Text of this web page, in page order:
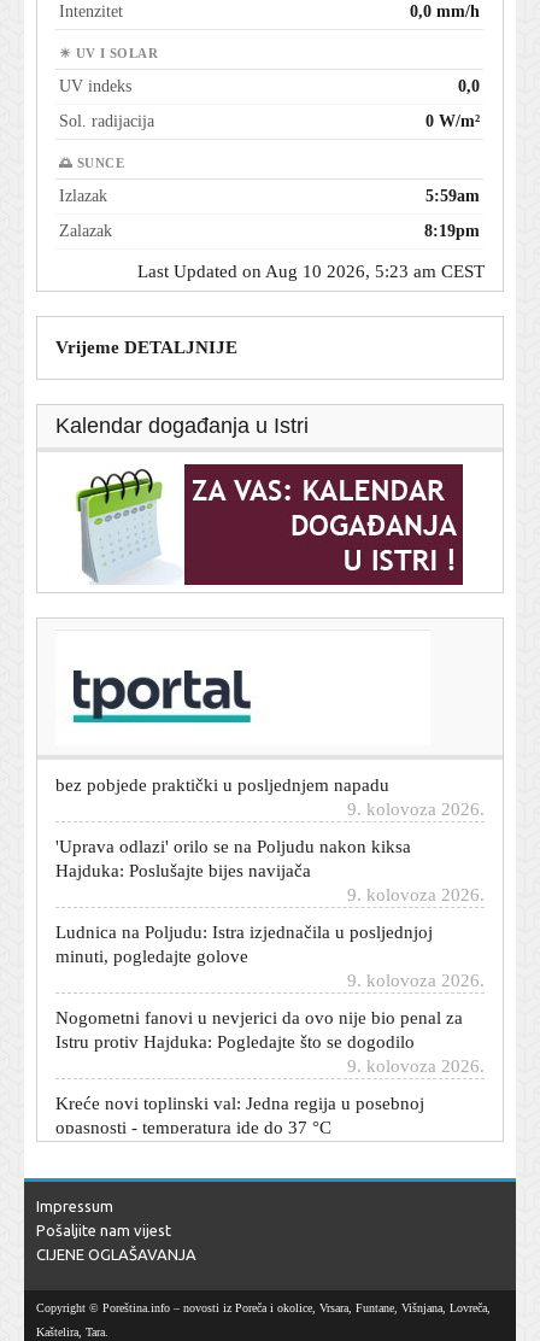
Intenzitet
0,0 mm/h
☀ UV I SOLAR
UV indeks
0,0
Sol. radijacija
0 W/m²
🌅 SUNCE
Izlazak
5:59am
Zalazak
8:19pm
Last Updated on Aug 10 2026, 5:23 am CEST
Vrijeme DETALJNIJE
Kalendar događanja u Istri
Evo što je Istrin trener rekao nakon remija s Hajdukom
bez pobjede praktički u posljednjem napadu
9. kolovoza 2026.
'Uprava odlazi' orilo se na Poljudu nakon kiksa
Hajduka: Poslušajte bijes navijača
Ludnica na Poljudu: Istra izjednačila u posljednjoj
minuti, pogledajte golove
Nogometni fanovi u nevjerici da ovo nije bio penal za
Istru protiv Hajduka: Pogledajte što se dogodilo
9. kolovoza 2026.
Kreće novi toplinski val: Jedna regija u posebnoj
opasnosti - temperatura ide do 37 °C
Je li Istra teško oštećena na Poljudu? Pogledajte spornu
9. kolovoza 2026.
Impressum
Pošaljite nam vijest
CIJENE OGLAŠAVANJA
Copyright © Poreština.info – novosti iz Poreča i okolice, Vrsara, Funtane, Višnjana, Lovreča,
Kaštelira, Tara.